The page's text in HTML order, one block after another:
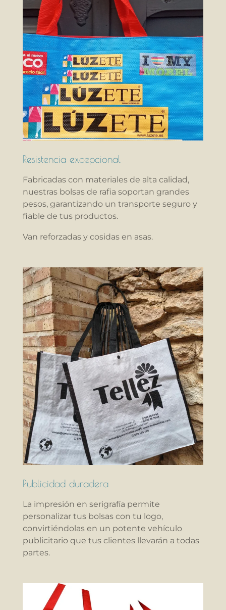
Resistencia excepcional
Fabricadas con materiales de alta calidad,
nuestras bolsas de rafia soportan grandes
pesos, garantizando un transporte seguro y
fiable de tus productos.
Van reforzadas y cosidas en asas.
Publicidad duradera
La impresión en serigrafía permite
personalizar tus bolsas con tu logo,
convirtiéndolas en un potente vehículo
publicitario que tus clientes llevarán a todas
partes.